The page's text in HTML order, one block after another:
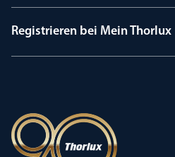
Registrieren bei Mein Thorlux